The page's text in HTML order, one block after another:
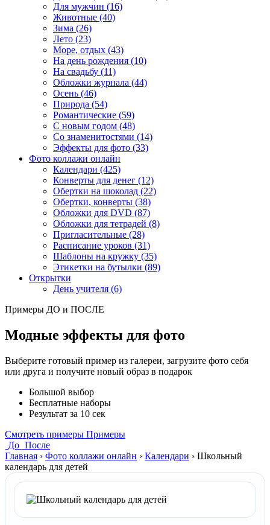
Для мужчин (16)
Животные (40)
Зима (26)
Лето (23)
Море, отдых (43)
На день рождения (10)
На свадьбу (11)
Обложки журнала (44)
Осень (46)
Природа (54)
Романтические (59)
С новым годом (48)
Со знаменитостями (14)
Эффекты для фото (33)
Фото коллажи онлайн
Календари (425)
Конверты для денег (12)
Обертки на шоколад (22)
Обертки, конверты (38)
Обложки для DVD (87)
Обложки для тетрадей (8)
Пригласительные (28)
Расписание уроков (31)
Шаблоны на кружку (35)
Этикетки на бутылки (89)
Открытки
День учителя (6)
Примеры ДО и ПОСЛЕ
Модные эффекты для фото
Выберите готовый пример из галереи, загрузите фото себя
или друга и получите новый образ в подарок
Большой выбор
Бесплатные наборы
Результат за 10 сек
Смотреть примеры Примеры
До После
Главная › Фото коллажи онлайн › Календари › Школьный
календарь для детей